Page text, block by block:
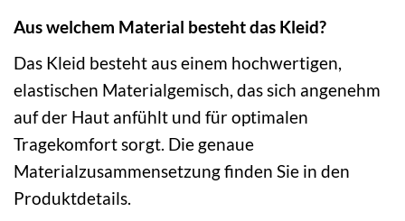
Aus welchem Material besteht das Kleid?
Das Kleid besteht aus einem hochwertigen,
elastischen Materialgemisch, das sich angenehm
auf der Haut anfühlt und für optimalen
Tragekomfort sorgt. Die genaue
Materialzusammensetzung finden Sie in den
Produktdetails.